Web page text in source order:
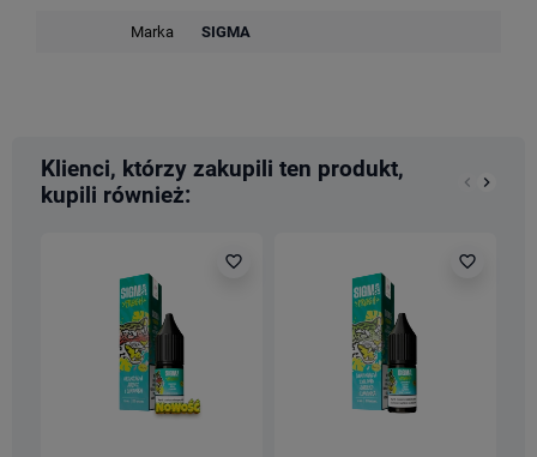
Marka SIGMA
Klienci, którzy zakupili ten produkt,
kupili również:
keyboard_arrow_left keyboard_arrow_right
favorite_border favorite_border